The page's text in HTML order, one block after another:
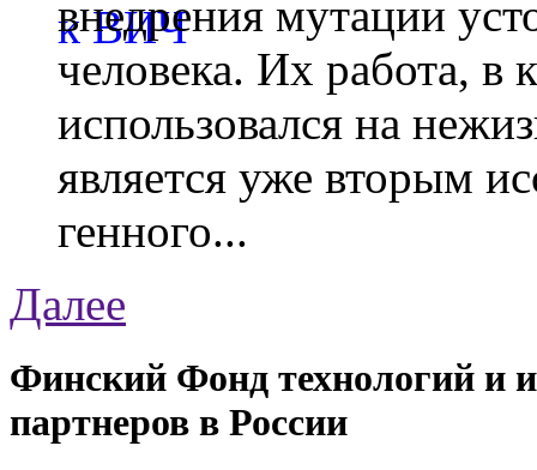
внедрения мутации
человека. Их работа, в
использовался на
является уже вторым
генного...
Далее
Финский Фонд технологий и
партнеров в России